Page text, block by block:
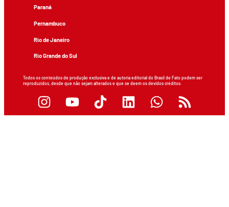
Paraná
Pernambuco
Rio de Janeiro
Rio Grande do Sul
Todos os conteúdos de produção exclusiva e de autoria editorial do Brasil de Fato podem ser
reproduzidos, desde que não sejam alterados e que se deem os devidos créditos.